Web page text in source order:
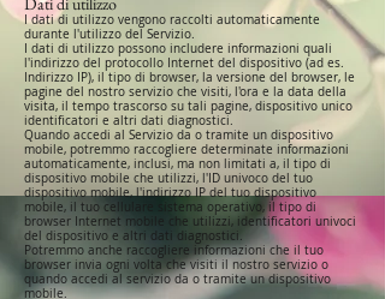
I dati di utilizzo vengono raccolti automaticamente
durante l'utilizzo del Servizio.
I dati di utilizzo possono includere informazioni quali
l'indirizzo del protocollo Internet del dispositivo (ad es.
Indirizzo IP), il tipo di browser, la versione del browser, le
pagine del nostro servizio che visiti, l'ora e la data della
visita, il tempo trascorso su tali pagine, dispositivo unico
identificatori e altri dati diagnostici.
Quando accedi al Servizio da o tramite un dispositivo
mobile, potremmo raccogliere determinate informazioni
automaticamente, inclusi, ma non limitati a, il tipo di
dispositivo mobile che utilizzi, l'ID univoco del tuo
dispositivo mobile, l'indirizzo IP del tuo dispositivo
mobile, il tuo cellulare sistema operativo, il tipo di
browser Internet mobile che utilizzi, identificatori univoci
del dispositivo e altri dati diagnostici.
Potremmo anche raccogliere informazioni che il tuo
browser invia ogni volta che visiti il nostro servizio o
quando accedi al servizio da o tramite un dispositivo
mobile.